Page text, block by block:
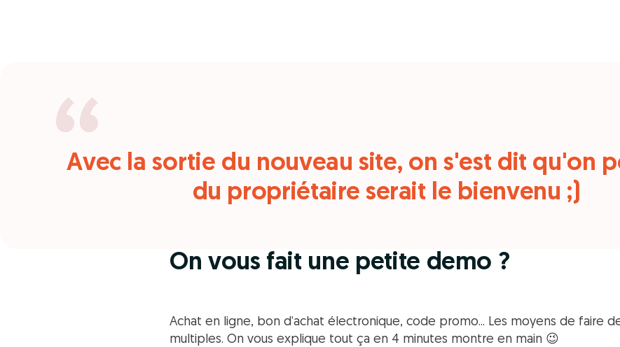
Avec la sortie du nouveau site, on s'est dit qu'on
du propriétaire serait le bienvenu ;)
On vous fait une petite demo ?
Achat en ligne, bon d’achat électronique, code promo... Les moyens de faire
multiples. On vous explique tout ça en 4 minutes montre en main 😉